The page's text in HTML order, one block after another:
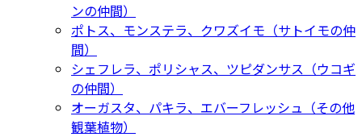
ンの仲間）
ポトス、モンステラ、クワズイモ（サトイモの仲
間）
シェフレラ、ポリシャス、ツピダンサス（ウコギ
の仲間）
オーガスタ、パキラ、エバーフレッシュ（その他
観葉植物）